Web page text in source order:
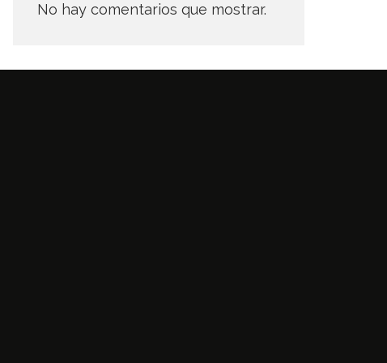
No hay comentarios que mostrar.